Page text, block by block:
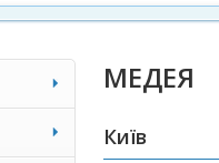
МЕДЕЯ
Київ